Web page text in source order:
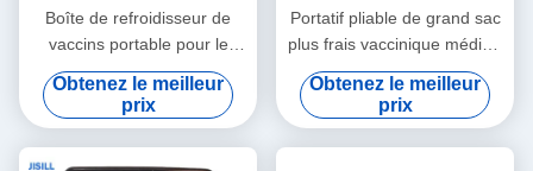
Boîte de refroidisseur de
vaccins portable pour le
transport de sang médical
17L 42L 82L 125L
Obtenez le meilleur
prix
Portatif pliable de grand sac
plus frais vaccinique médical
de capacité
Obtenez le meilleur
prix